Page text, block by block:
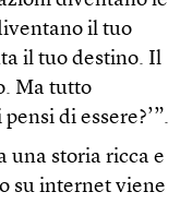
il tuo
il tuo destino. Il
Ma tutto
di essere?’”.
una storia ricca e
su internet viene